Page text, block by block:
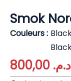
Smok
Couleurs
د.م.